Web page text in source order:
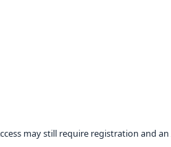
may still require registration and